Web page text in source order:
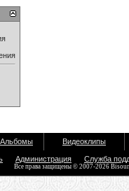
Альбомы Видеоклипы
Администрация Служба
Все права защищены © 2007-2026